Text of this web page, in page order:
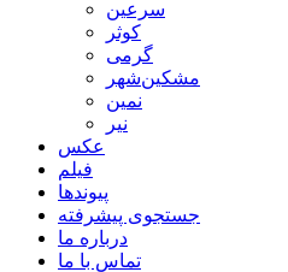
سرعین
کوثر
گرمی
مشکین‌شهر
نمین
نیر
عکس
فیلم
پیوندها
جستجوی پیشرفته
درباره ما
تماس با ما